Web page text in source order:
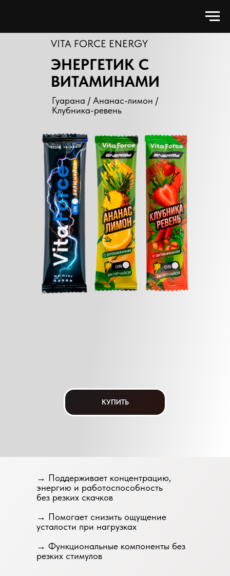
ЭНЕРГЕТИК С
ВИТАМИНАМИ
VITA FORCE ENERGY
Гуарана / Ананас-лимон /
Клубника-ревень
КУПИТЬ
→ Поддерживает концентрацию,
энергию и работоспособность
без резких скачков
→ Помогает снизить ощущение
усталости при нагрузках
→ Функциональные компоненты без
резких стимулов